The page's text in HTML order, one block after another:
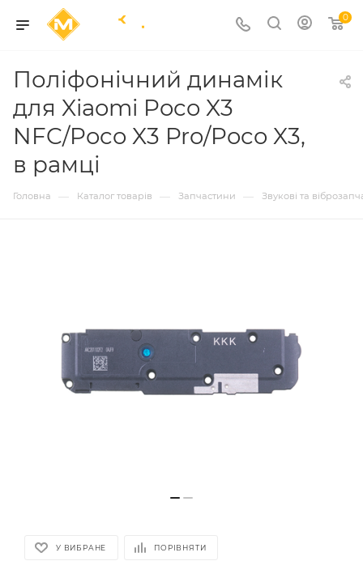
0
Поліфонічний динамік
для Xiaomi Poco X3
NFC/Poco X3 Pro/Poco X3,
в рамці
Головна — Каталог товарів — Запчастини — Звукові та
У ВИБРАНЕ ПОРІВНЯТИ